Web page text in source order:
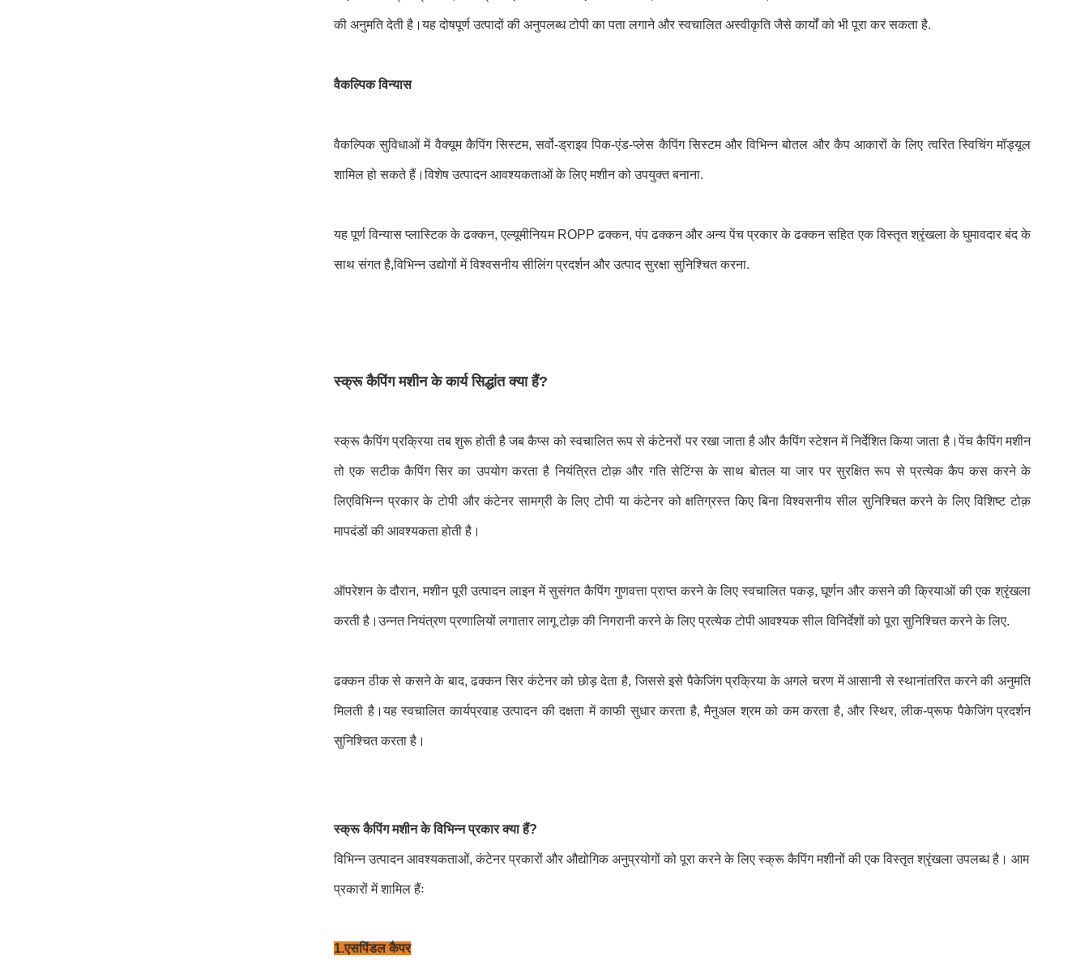
की अनुमति देती है।यह दोषपूर्ण उत्पादों की अनुपलब्ध टोपी का पता लगाने और स्वचालित अस्वीकृति जैसे कार्यों को भी पूरा कर सकता है.
वैकल्पिक विन्यास
वैकल्पिक सुविधाओं में वैक्यूम कैपिंग सिस्टम, सर्वो-ड्राइव पिक-एंड-प्लेस कैपिंग सिस्टम और विभिन्न बोतल और कैप आकारों के लिए त्वरित स्विचिंग मॉड्यूल
शामिल हो सकते हैं।विशेष उत्पादन आवश्यकताओं के लिए मशीन को उपयुक्त बनाना.
यह पूर्ण विन्यास प्लास्टिक के ढक्कन, एल्यूमीनियम ROPP ढक्कन, पंप ढक्कन और अन्य पेंच प्रकार के ढक्कन सहित एक विस्तृत श्रृंखला के घुमावदार बंद के
साथ संगत है,विभिन्न उद्योगों में विश्वसनीय सीलिंग प्रदर्शन और उत्पाद सुरक्षा सुनिश्चित करना.
स्क्रू कैपिंग मशीन के कार्य सिद्धांत क्या हैं?
स्क्रू कैपिंग प्रक्रिया तब शुरू होती है जब कैप्स को स्वचालित रूप से कंटेनरों पर रखा जाता है और कैपिंग स्टेशन में निर्देशित किया जाता है।पेंच कैपिंग मशीन
तो एक सटीक कैपिंग सिर का उपयोग करता है नियंत्रित टोक़ और गति सेटिंग्स के साथ बोतल या जार पर सुरक्षित रूप से प्रत्येक कैप कस करने के
लिएविभिन्न प्रकार के टोपी और कंटेनर सामग्री के लिए टोपी या कंटेनर को क्षतिग्रस्त किए बिना विश्वसनीय सील सुनिश्चित करने के लिए विशिष्ट टोक़
मापदंडों की आवश्यकता होती है।
ऑपरेशन के दौरान, मशीन पूरी उत्पादन लाइन में सुसंगत कैपिंग गुणवत्ता प्राप्त करने के लिए स्वचालित पकड़, घूर्णन और कसने की क्रियाओं की एक श्रृंखला
करती है।उन्नत नियंत्रण प्रणालियों लगातार लागू टोक़ की निगरानी करने के लिए प्रत्येक टोपी आवश्यक सील विनिर्देशों को पूरा सुनिश्चित करने के लिए.
ढक्कन ठीक से कसने के बाद, ढक्कन सिर कंटेनर को छोड़ देता है, जिससे इसे पैकेजिंग प्रक्रिया के अगले चरण में आसानी से स्थानांतरित करने की अनुमति
मिलती है।यह स्वचालित कार्यप्रवाह उत्पादन की दक्षता में काफी सुधार करता है, मैनुअल श्रम को कम करता है, और स्थिर, लीक-प्रूफ पैकेजिंग प्रदर्शन
सुनिश्चित करता है।
स्क्रू कैपिंग मशीन के विभिन्न प्रकार क्या हैं?
विभिन्न उत्पादन आवश्यकताओं, कंटेनर प्रकारों और औद्योगिक अनुप्रयोगों को पूरा करने के लिए स्क्रू कैपिंग मशीनों की एक विस्तृत श्रृंखला उपलब्ध है। आम
प्रकारों में शामिल हैंः
1.एसपिंडल कैपर